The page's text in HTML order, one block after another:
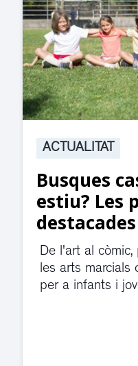
ACTUALITAT
Suspesa
jutjats de
divendres
d’aigua
El servei de
violència de